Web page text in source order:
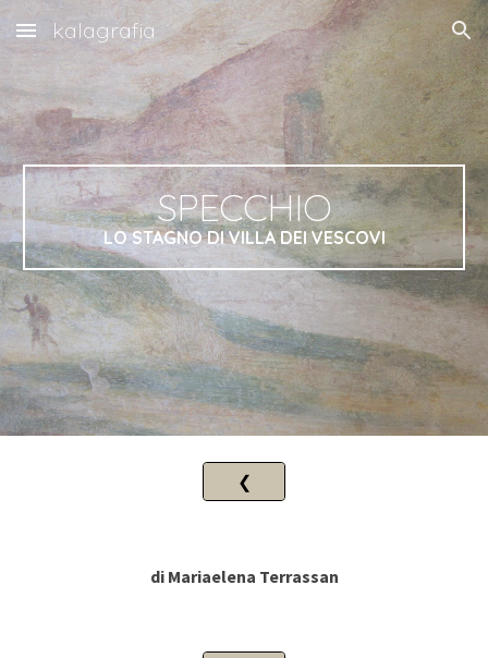
Skip to main content Skip to navigation
kalagrafia
SPECCHIO
LO STAGNO DI VILLA DEI VESCOVI
❮
di Mariaelena Terrassan